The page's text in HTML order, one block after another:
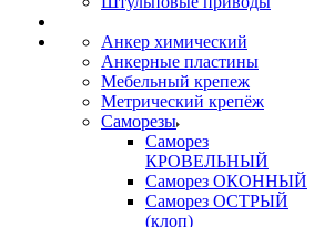
Анкер химический
Анкерные пластины
Мебельный крепеж
Метрический крепёж
Саморезы
Саморез
КРОВЕЛЬНЫЙ
Саморез ОКОННЫЙ
Саморез ОСТРЫЙ
(клоп)